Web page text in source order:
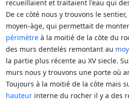
recueillaient et traitaient l'eau qui
De ce còté nous y trouvons le
moyen-àge, qui permettait de
périmètre à la moitié de la còte du
des murs dentelés remontant au
la partie plus récente au XV siecle.
murs nous y trouvons une porte où
Toujours à la moitié de la còte mais
hauteur interne du rocher il y a des